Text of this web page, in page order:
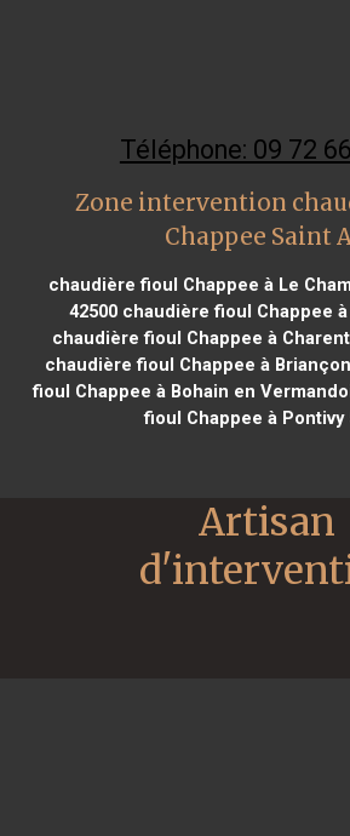
Téléphone: 09 72
Zone intervention
Chappee Saint
chaudière fioul Chappee à Le
42500chaudière fioul Chappee à
chaudière fioul Chappee à
chaudière fioul Chappee à
fioul Chappee à Bohain en
fioul Chappee à Pontivy
Artisan